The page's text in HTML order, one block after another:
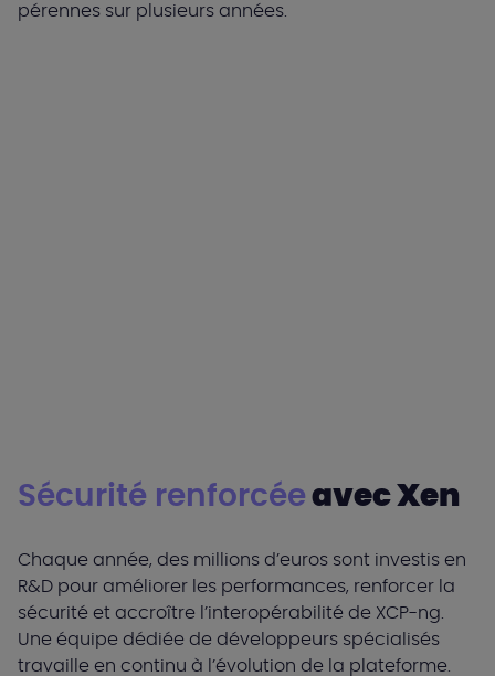
pérennes sur plusieurs années.
Sécurité renforcée avec Xen
Chaque année, des millions d’euros sont investis en
R&D pour améliorer les performances, renforcer la
sécurité et accroître l’interopérabilité de XCP-ng.
Une équipe dédiée de développeurs spécialisés
travaille en continu à l’évolution de la plateforme.